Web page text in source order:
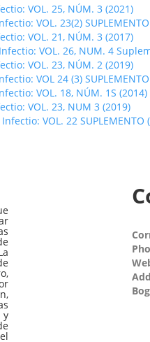
VOL. 25, NÚM. 3 (2021)
VOL. 23(2)
VOL. 21, NÚM. 3 (2017)
Infectio: VOL. 26, NUM. 4
VOL. 23, NÚM. 2 (2019)
VOL 24 (3)
VOL. 18, NÚM. 1S (2014)
VOL. 23, NUM 3 (2019)
Infectio: VOL. 22 SUPLEMENTO
y